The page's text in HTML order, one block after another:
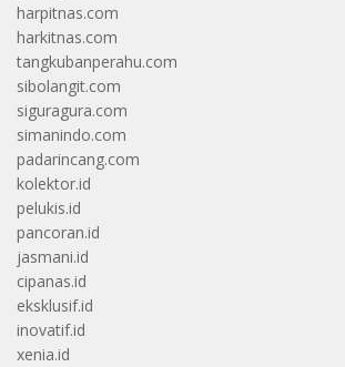
harpitnas.com
harkitnas.com
tangkubanperahu.com
sibolangit.com
siguragura.com
simanindo.com
padarincang.com
kolektor.id
pelukis.id
pancoran.id
jasmani.id
cipanas.id
eksklusif.id
inovatif.id
xenia.id